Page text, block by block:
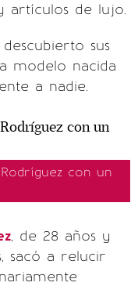
artículos de lujo.
sus
modelo nacida
a nadie.
con un
, de 28 años y
sacó a relucir